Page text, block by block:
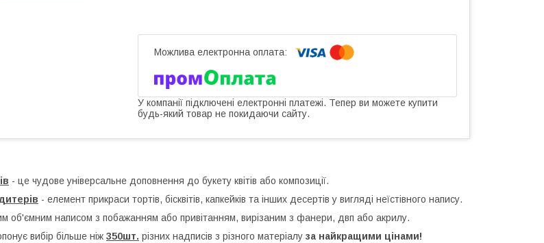
У компанії підключені електронні платежі. Тепер ви можете купити
будь-який товар не покидаючи сайту.
- це чудове універсальне доповнення до букету квітів або композиції.
- елемент прикраси тортів, бісквітів, капкейків та інших десертів у вигляді неїстівного напису.
об'ємним написом з побажанням або привітанням, вирізаним з фанери, двп або акрилу.
вибір більше ніж 350шт. різних надписів з різного матеріалу за найкращими цінами!